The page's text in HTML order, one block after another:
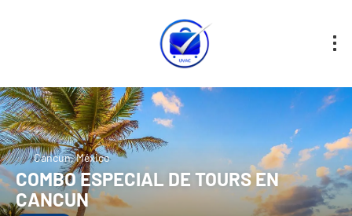
Cancun, México
COMBO ESPECIAL DE TOURS EN
CANCUN